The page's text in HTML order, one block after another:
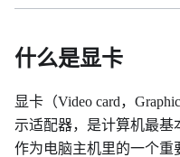
什么是显卡
显卡（Video card，
示适配器，是计算机最
作为电脑主机里的一个重